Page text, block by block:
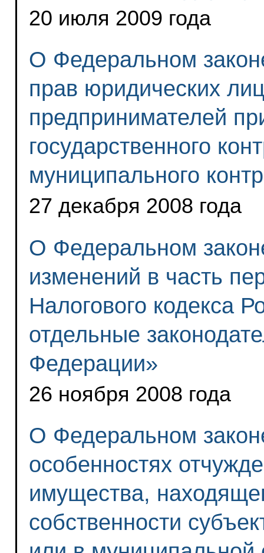
20 июля 2009 года
О Федеральном
прав юридических
предпринимателей
государственного
муниципального
27 декабря 2008 года
О Федеральном
изменений в часть
Налогового кодекса
отдельные
Федерации»
26 ноября 2008 года
О Федеральном
особенностях
имущества,
собственности